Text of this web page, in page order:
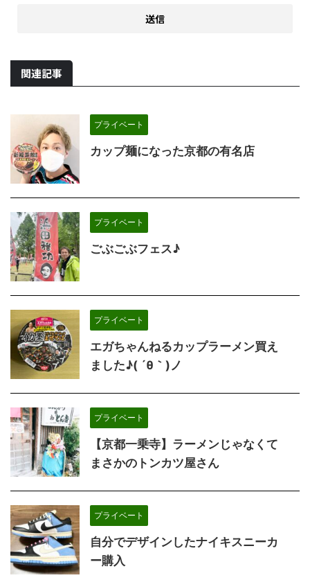
関連記事
プライベート
カップ麺になった京都の有名店
プライベート
ごぶごぶフェス♪
プライベート
エガちゃんねるカップラーメン買え
ました♪( ´θ｀)ノ
プライベート
【京都一乗寺】ラーメンじゃなくて
まさかのトンカツ屋さん
プライベート
自分でデザインしたナイキスニーカ
ー購入